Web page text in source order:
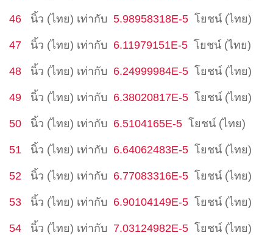
46 นิ้ว (ไทย) เท่ากับ 5.98958318E-5 โยชน์ (ไทย)
47 นิ้ว (ไทย) เท่ากับ 6.11979151E-5 โยชน์ (ไทย)
48 นิ้ว (ไทย) เท่ากับ 6.24999984E-5 โยชน์ (ไทย)
49 นิ้ว (ไทย) เท่ากับ 6.38020817E-5 โยชน์ (ไทย)
50 นิ้ว (ไทย) เท่ากับ 6.5104165E-5 โยชน์ (ไทย)
51 นิ้ว (ไทย) เท่ากับ 6.64062483E-5 โยชน์ (ไทย)
52 นิ้ว (ไทย) เท่ากับ 6.77083316E-5 โยชน์ (ไทย)
53 นิ้ว (ไทย) เท่ากับ 6.90104149E-5 โยชน์ (ไทย)
54 นิ้ว (ไทย) เท่ากับ 7.03124982E-5 โยชน์ (ไทย)